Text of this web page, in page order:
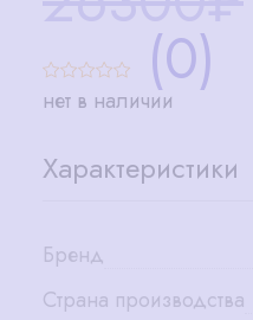
(0)
нет в наличии
Характеристики
Бренд
Страна производства